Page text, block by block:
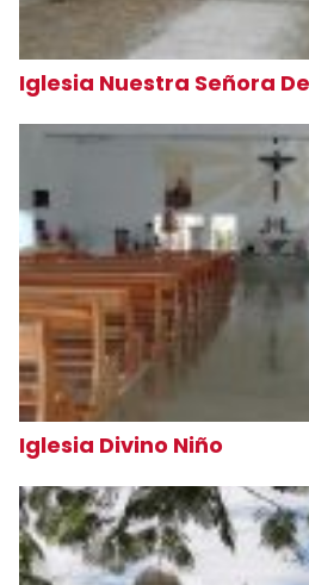
Iglesia Nuestra Señora
Iglesia Divino Niño